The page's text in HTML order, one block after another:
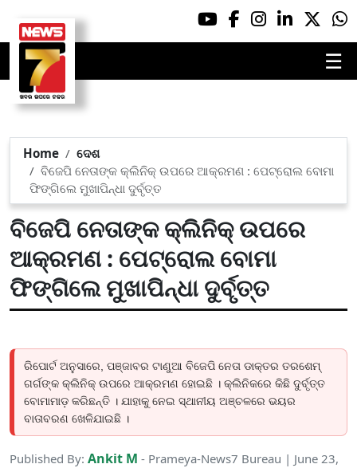
☰
Home
ଦେଶ
ବିଜେପି ନେତାଙ୍କ କ୍ଲିନିକ୍ ଉପରେ ଆକ୍ରମଣ : ପେଟ୍ରୋଲ ବୋମା
ଫିଙ୍ଗିଲେ ମୁଖାପିନ୍ଧା ଦୁର୍ବୃତ୍ତ
ବିଜେପି ନେତାଙ୍କ କ୍ଲିନିକ୍ ଉପରେ
ଆକ୍ରମଣ : ପେଟ୍ରୋଲ ବୋମା
ଫିଙ୍ଗିଲେ ମୁଖାପିନ୍ଧା ଦୁର୍ବୃତ୍ତ
ରିପୋର୍ଟ ଅନୁସାରେ, ପଞ୍ଜାବର ଟାଣୁଆ ବିଜେପି ନେତା ଡାକ୍ତର ତରଶେମ୍
ଗର୍ଗଙ୍କ କ୍ଲିନିକ୍ ଉପରେ ଆକ୍ରମଣ ହୋଇଛି । କ୍ଲିନିକରେ କିଛି ଦୁର୍ବୃତ୍ତ
ବୋମାମାଡ଼ କରିଛନ୍ତି । ଯାହାକୁ ନେଇ ସ୍ଥାନୀୟ ଅଞ୍ଚଳରେ ଭୟର
ବାତାବରଣ ଖେଳିଯାଇଛି ।
Published By: Ankit M - Prameya-News7 Bureau | June 23,